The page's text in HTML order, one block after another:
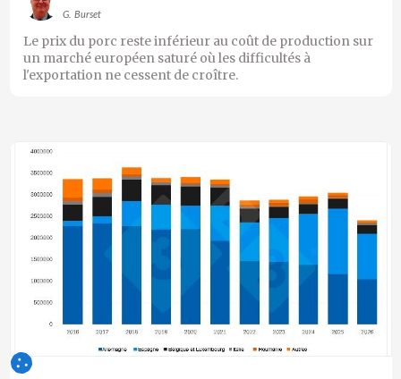
G. Burset
Le prix du porc reste inférieur au coût de production sur
un marché européen saturé où les difficultés à
l'exportation ne cessent de croître.